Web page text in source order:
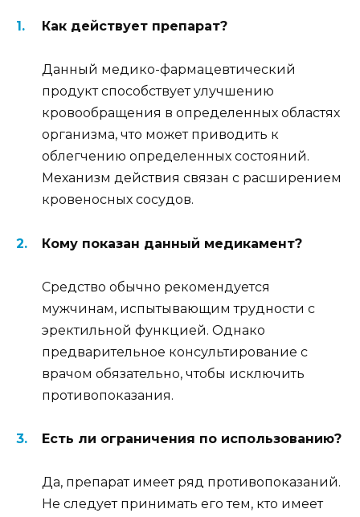
Как действует препарат?
Данный медико-фармацевтический
продукт способствует улучшению
кровообращения в определенных областях
организма, что может приводить к
облегчению определенных состояний.
Механизм действия связан с расширением
кровеносных сосудов.
Кому показан данный медикамент?
Средство обычно рекомендуется
мужчинам, испытывающим трудности с
эректильной функцией. Однако
предварительное консультирование с
врачом обязательно, чтобы исключить
противопоказания.
Есть ли ограничения по использованию?
Да, препарат имеет ряд противопоказаний.
Не следует принимать его тем, кто имеет